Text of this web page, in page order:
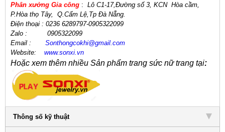
Phân xưởng Gia công : Lô C1-17,Đường số 3, KCN Hòa cầm,
P.Hòa thọ Tây,
Q.Cẩm Lệ Tp Đà Nẵng.
Điện thoại : 0236 6289797-0905322099
Zalo : 0905322099
Email : Sonthongcokhi@gmail. com
Website:
www.sonxi. vn
Hoặc xem thêm nhiều Sản phẩm trang sức nữ trang tại:
Thông số kỹ thuật